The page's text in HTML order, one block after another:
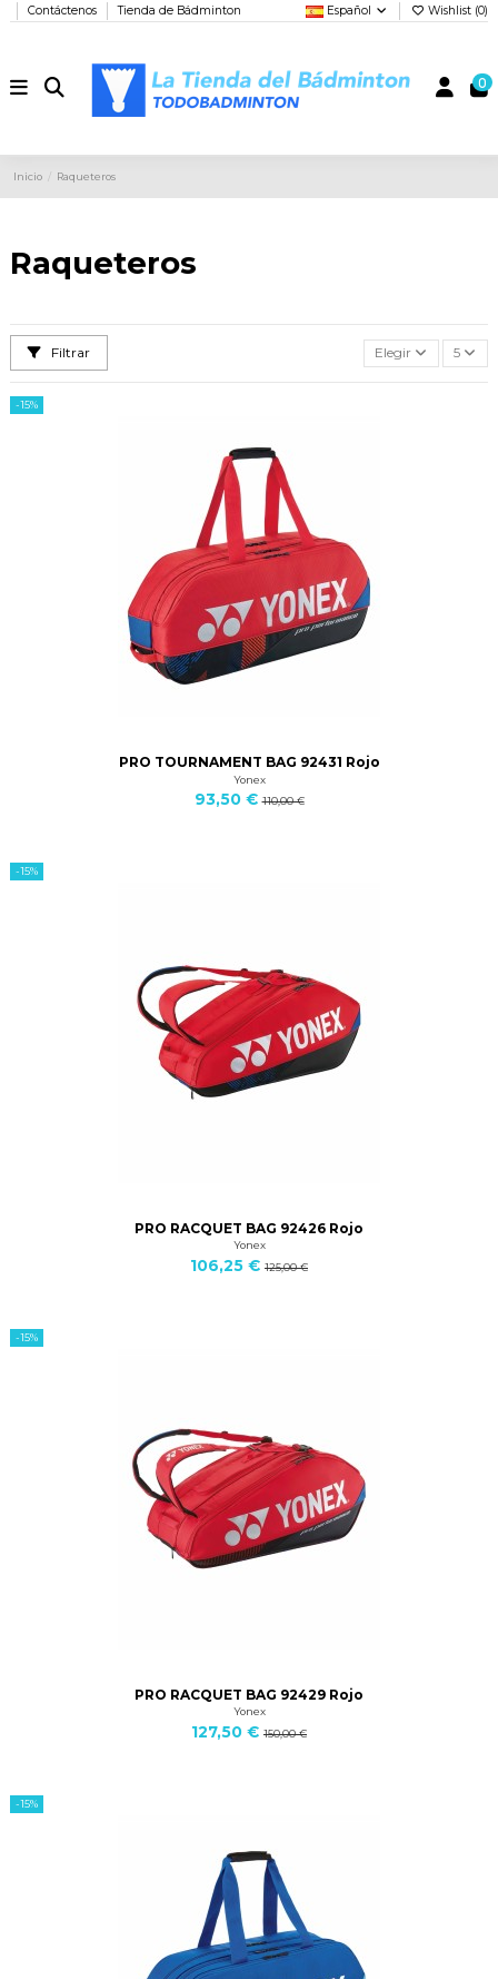
Contáctenos Tienda de Bádminton Español Wishlist (0)
0
Inicio Raqueteros
Raqueteros
Filtrar Elegir 5
-15%
PRO TOURNAMENT BAG 92431 Rojo
Yonex
93,50 €110,00 €
-15%
PRO RACQUET BAG 92426 Rojo
Yonex
106,25 € 125,00 €
-15%
PRO RACQUET BAG 92429 Rojo
Yonex
127,50 € 150,00 €
-15%